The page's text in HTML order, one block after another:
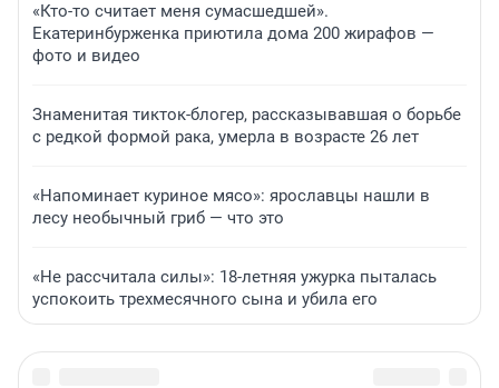
«Кто-то считает меня сумасшедшей».
Екатеринбурженка приютила дома 200 жирафов —
фото и видео
Знаменитая тикток-блогер, рассказывавшая о борьбе
с редкой формой рака, умерла в возрасте 26 лет
«Напоминает куриное мясо»: ярославцы нашли в
лесу необычный гриб — что это
«Не рассчитала силы»: 18-летняя ужурка пыталась
успокоить трехмесячного сына и убила его